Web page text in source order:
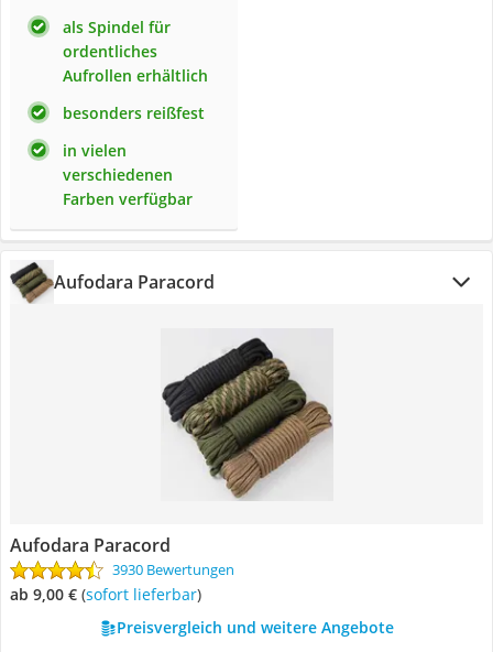
als Spindel für
ordentliches
Aufrollen erhältlich
besonders reißfest
in vielen
verschiedenen
Farben verfügbar
Aufodara Paracord
Aufodara Paracord
3930 Bewertungen
ab 9,00 € ( Sofort lieferbar)
Preisvergleich und weitere Angebote